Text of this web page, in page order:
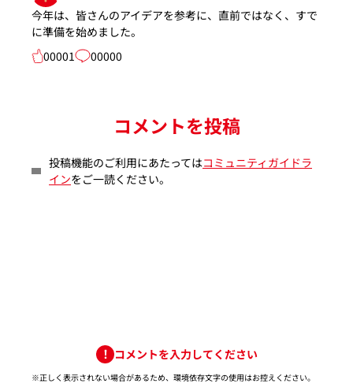
今年は、皆さんのアイデアを参考に、直前ではなく、すで
に準備を始めました。
00001
00000
コメントを投稿
投稿機能のご利用にあたってはコミュニティガイドラ
インをご一読ください。
コメントを入力してください
※正しく表示されない場合があるため、環境依存文字の使用はお控えください。​